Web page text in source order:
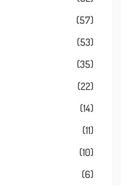
(57)
(53)
(35)
(22)
(14)
(11)
(10)
(6)